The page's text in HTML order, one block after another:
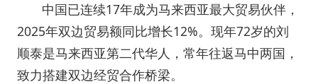
中国已连续17年成为马来西亚最大贸易伙伴，
2025年双边贸易额同比增长12%。现年72岁的刘
顺泰是马来西亚第二代华人，常年往返马中两国，
致力搭建双边经贸合作桥梁。